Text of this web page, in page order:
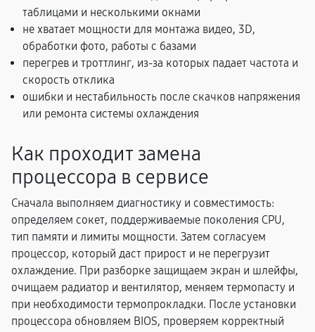
таблицами и несколькими окнами
не хватает мощности для монтажа видео, 3D,
обработки фото, работы с базами
перегрев и троттлинг, из-за которых падает частота и
скорость отклика
ошибки и нестабильность после скачков напряжения
или ремонта системы охлаждения
Как проходит замена
процессора в сервисе
Сначала выполняем диагностику и совместимость:
определяем сокет, поддерживаемые поколения CPU,
тип памяти и лимиты мощности. Затем согласуем
процессор, который даст прирост и не перегрузит
охлаждение. При разборке защищаем экран и шлейфы,
очищаем радиатор и вентилятор, меняем термопасту и
при необходимости термопрокладки. После установки
процессора обновляем BIOS, проверяем корректный